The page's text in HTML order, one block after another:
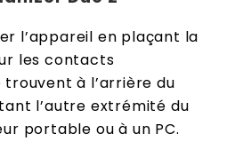
l’appareil en plaçant la
les contacts
trouvent à l’arrière du
l’autre extrémité du
portable ou à un PC.